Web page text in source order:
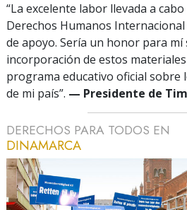
“La excelente labor llevada a
Derechos Humanos
de apoyo. Sería un honor para
incorporación de estos
programa educativo oficial sobre
de mi país”. — Presidente de
DERECHOS PARA TODOS EN
DINAMARCA